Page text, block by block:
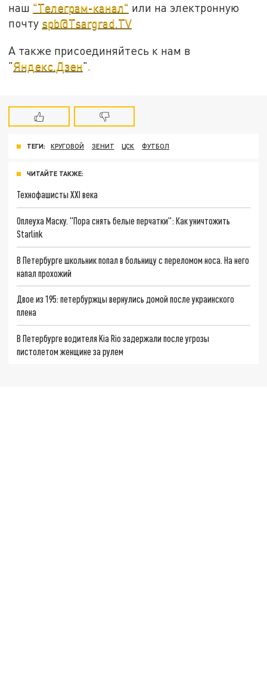
наш "Телеграм-канал" или на электронную
почту spb@Tsargrad.TV
А также присоединяйтесь к нам в
"Яндекс.Дзен".
ТЕГИ: КРУГОВОЙ ЗЕНИТ ЦСК ФУТБОЛ
ЧИТАЙТЕ ТАКЖЕ:
Технофашисты XXI века
Оплеуха Маску. "Пора снять белые перчатки": Как уничтожить
Starlink
В Петербурге школьник попал в больницу с переломом носа. На него
напал прохожий
Двое из 195: петербуржцы вернулись домой после украинского
плена
В Петербурге водителя Kia Rio задержали после угрозы
пистолетом женщине за рулем